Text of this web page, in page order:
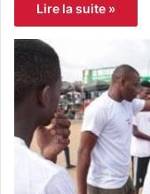
Lire la suite »